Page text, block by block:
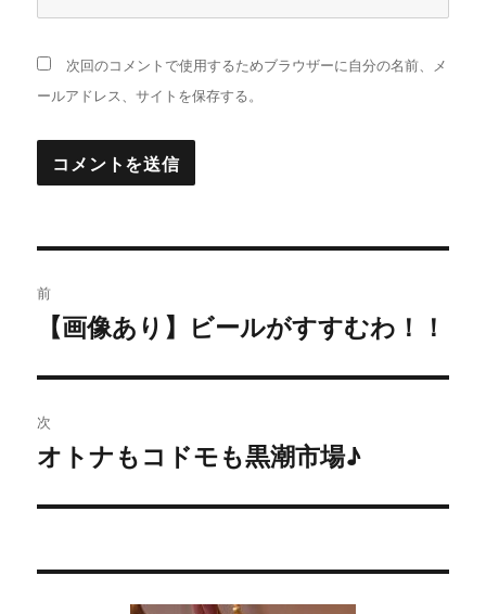
次回のコメントで使用するためブラウザーに自分の名前、メ
ールアドレス、サイトを保存する。
稿
ビ
ゲ
ー
前
の
投
稿:
【画像あり】ビールがすすむわ！！
次
次
投
オトナもコドモも黒潮市場♪